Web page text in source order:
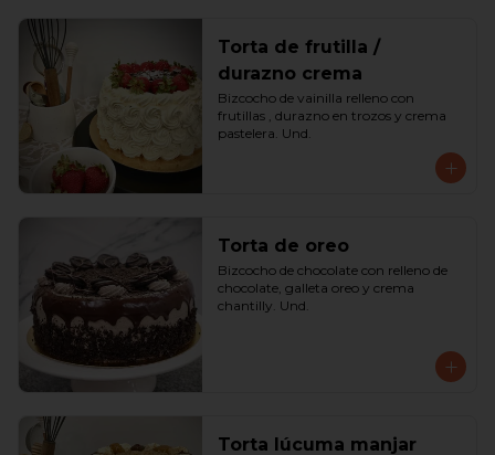
Torta de frutilla /
durazno crema
Bizcocho de vainilla relleno con
frutillas , durazno en trozos y crema
pastelera. Und.
Torta de oreo
Bizcocho de chocolate con relleno de
chocolate, galleta oreo y crema
chantilly. Und.
Torta lúcuma manjar